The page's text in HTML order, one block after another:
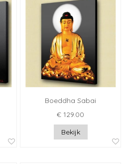
Boeddha Sabai
€ 129.00
Bekijk